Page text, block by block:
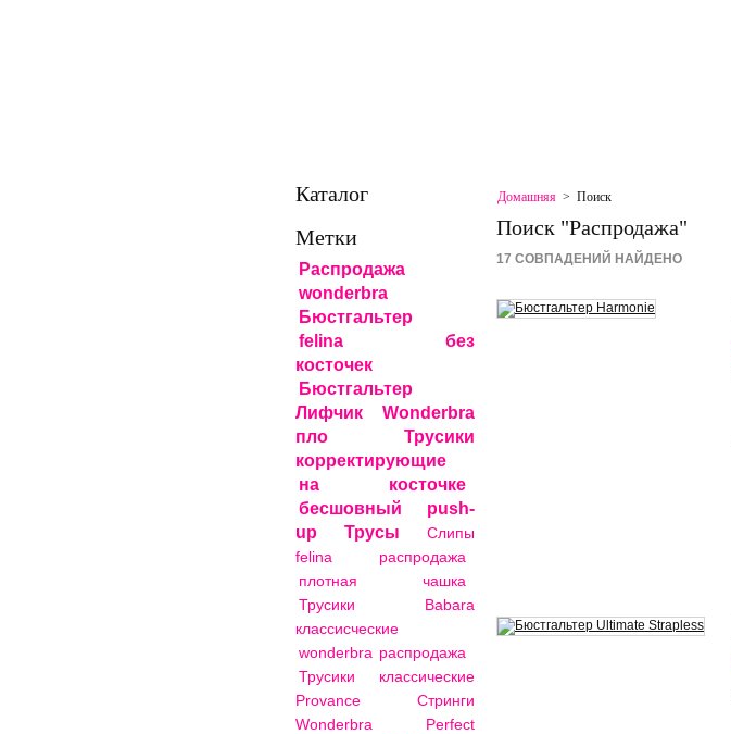
Каталог
Метки
Распродажа
wonderbra
Бюстгальтер
felina
без
косточек
Бюстгальтер
Лифчик Wonderbra
пло
Трусики
корректирующие
на косточке
бесшовный
push-
up
Трусы
Слипы
felina распродажа
плотная чашка
Трусики Babara
классисческие
wonderbra распродажа
Трусики классические
Provance
Стринги
Wonderbra Perfect
Домашняя > Поиск
Поиск "Распродажа"
17 СОВПАДЕНИЙ НАЙДЕНО